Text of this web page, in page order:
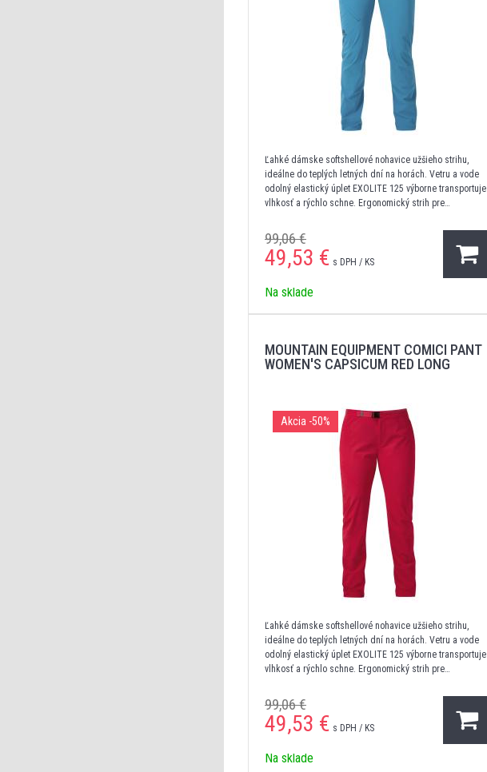
Ľahké dámske softshellové nohavice užšieho strihu,
ideálne do teplých letných dní na horách. Vetru a vode
odolný elastický úplet EXOLITE 125 výborne transportuje
vlhkosť a rýchlo schne. Ergonomický strih pre
zadné a jedno stehenné na zips. Plochý pás s
integrovaným opaskom.
99,06 €
49,53 € s DPH / KS
Na sklade
MOUNTAIN EQUIPMENT COMICI PANT
WOMEN'S CAPSICUM RED LONG
Akcia -50%
Ľahké dámske softshellové nohavice užšieho strihu,
ideálne do teplých letných dní na horách. Vetru a vode
odolný elastický úplet EXOLITE 125 výborne transportuje
vlhkosť a rýchlo schne. Ergonomický strih pre
zadné a jedno stehenné na zips. Plochý pás s
integrovaným opaskom.
99,06 €
49,53 € s DPH / KS
Na sklade